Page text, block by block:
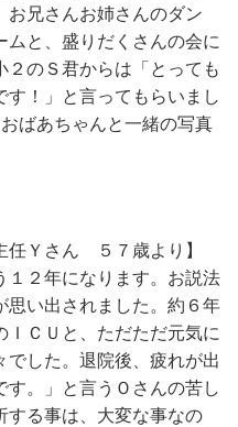
お兄さんお姉さんのダン
ムと、盛りだくさんの会に
のＳ君からは「とっても
！」と言ってもらいまし
ばあちゃんと一緒の写真
任Ｙさん ５７歳より】
１２年になります。お説法
思い出されました。約６年
ＣＵと、ただただ元気に
した。退院後、疲れが出
。」と言うＯさんの苦し
する事は、大変な事なの